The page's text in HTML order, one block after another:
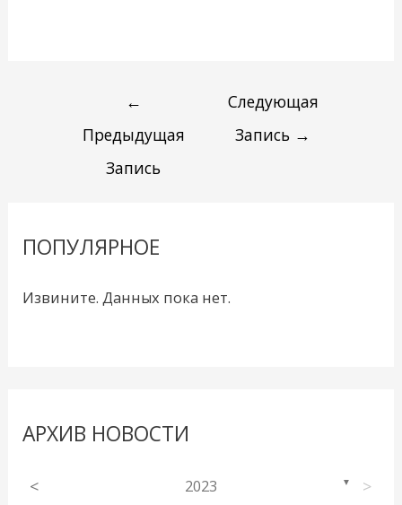
←
Предыдущая
Запись
Следующая
Запись →
ПОПУЛЯРНОЕ
Извините. Данных пока нет.
АРХИВ НОВОСТИ
< 2023 ▼ >